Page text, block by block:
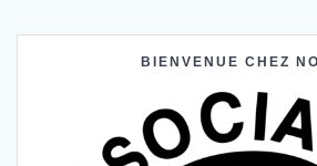
BIENVENUE CHEZ